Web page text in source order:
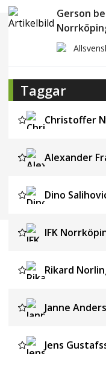
Gerson
Taggar
Christoffer
Alexander
Dino
IFK
Rikard
Janne
Jens